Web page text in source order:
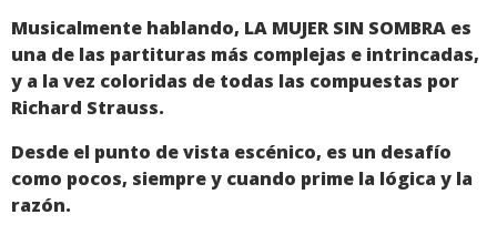
Musicalmente hablando, LA MUJER SIN SOMBRA es
una de las partituras más complejas e intrincadas,
y a la vez coloridas de todas las compuestas por
Richard Strauss.
Desde el punto de vista escénico, es un desafío
como pocos, siempre y cuando prime la lógica y la
razón.